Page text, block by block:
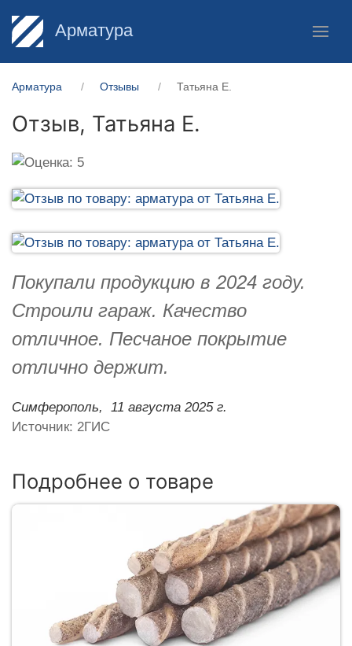
Арматура
Арматура Отзывы Татьяна Е.
Отзыв, Татьяна Е.
Покупали продукцию в 2024 году.
Строили гараж. Качество
отличное. Песчаное покрытие
отлично держит.
Симферополь,
11 августа 2025 г.
Источник: 2ГИС
Подробнее о товаре